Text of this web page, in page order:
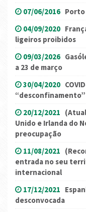
07/06/2016
04/09/2020
ligeiros proibidos
09/03/2026
a 23 de março
30/04/2020
“desconfinamento”
20/12/2021
Unido e Irlanda do
preocupação
11/08/2021
entrada no seu
internacional
17/12/2021
desconvocada